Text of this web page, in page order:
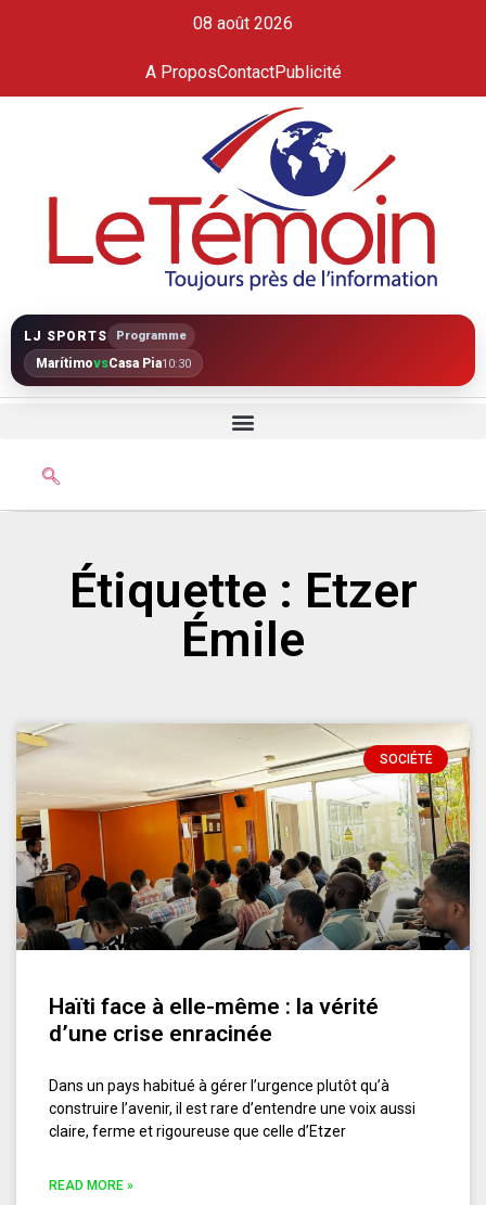
08 août 2026
A ProposContactPublicité
LJ SPORTS Programme
MarítimovsCasa Pia10:30
Étiquette : Etzer
Émile
SOCIÉTÉ
Haïti face à elle-même : la vérité
d’une crise enracinée
Dans un pays habitué à gérer l’urgence plutôt qu’à
construire l’avenir, il est rare d’entendre une voix aussi
claire, ferme et rigoureuse que celle d’Etzer
READ MORE »